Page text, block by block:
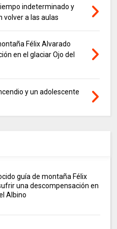
indeterminado y
volver a las aulas
Félix Alvarado
en el glaciar Ojo del
y un adolescente
guía de montaña Félix
una descompensación en
Albino